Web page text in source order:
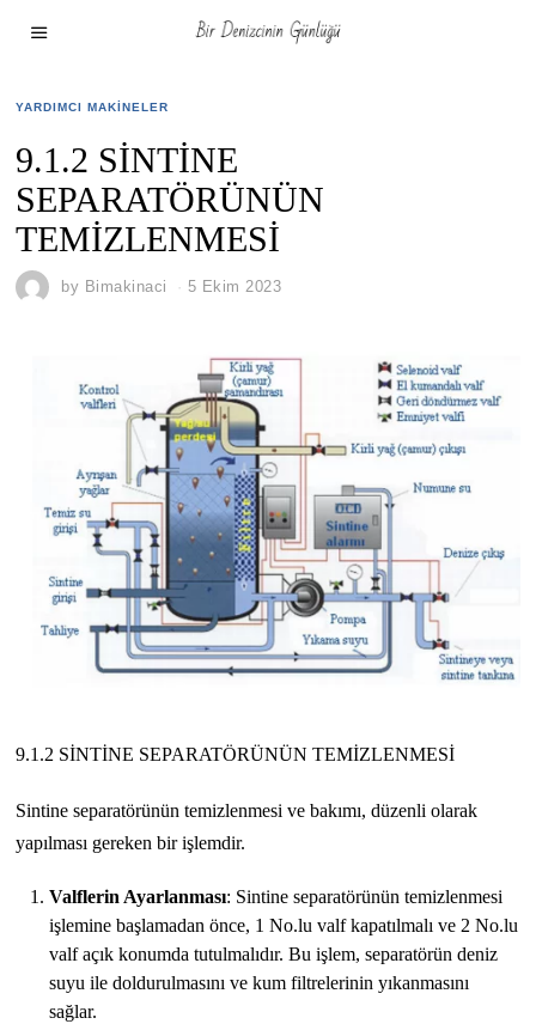
YARDIMCI MAKINELER
9.1.2 SİNTİNE
SEPARATÖRÜNÜN
TEMİZLENMESİ
by Bimakinaci 5 Ekim 2023
9.1.2 SİNTİNE SEPARATÖRÜNÜN TEMİZLENMESİ
Sintine separatörünün temizlenmesi ve bakımı, düzenli olarak
yapılması gereken bir işlemdir.
Valflerin Ayarlanması: Sintine separatörünün temizlenmesi
işlemine başlamadan önce, 1 No.lu valf kapatılmalı ve 2 No.lu
valf açık konumda tutulmalıdır. Bu işlem, separatörün deniz
suyu ile doldurulmasını ve kum filtrelerinin yıkanmasını
sağlar.